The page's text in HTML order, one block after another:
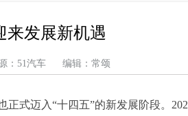
来发展新机遇
源：51汽车 编辑：常颂
式迈入“十四五”的新发展阶段。